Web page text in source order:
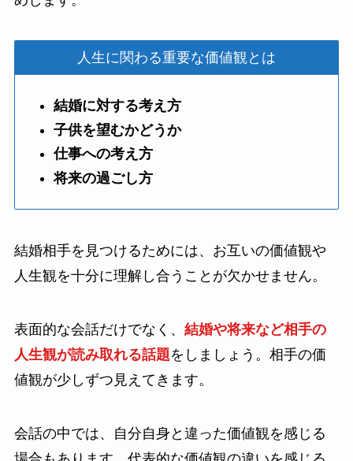
人生に関わる重要な価値観とは
結婚に対する考え方
子供を望むかどうか
仕事への考え方
将来の過ごし方
結婚相手を見つけるためには、お互いの価値観や
人生観を十分に理解し合うことが欠かせません。
表面的な会話だけでなく、 結婚や将来など相手の
人生観が読み取れる話題をしましょう。相手の価
値観が少しずつ見えてきます。
会話の中では、自分自身と違った価値観を感じる